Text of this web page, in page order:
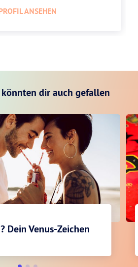
ANSEHEN
dir auch gefallen
Dein Venus-Zeichen